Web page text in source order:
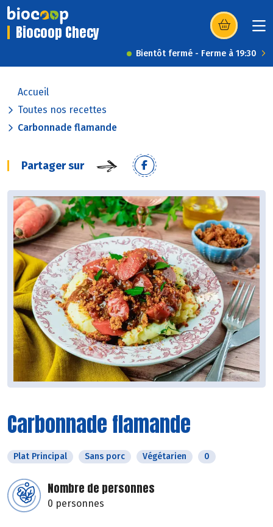
Biocoop Checy (s’ouvre dans
Bientôt fermé - Ferme à 19:30
Accueil
Toutes nos recettes
Carbonnade flamande
Partager sur
Carbonnade flamande
Plat Principal Sans porc Végétarien 0
Nombre de personnes
0 personnes